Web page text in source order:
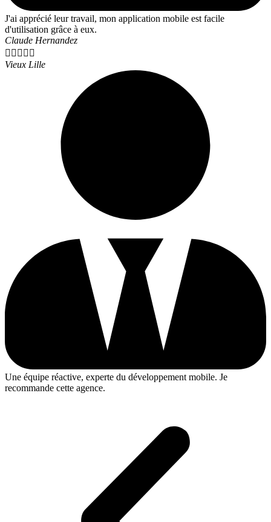
J'ai apprécié leur travail, mon application mobile est facile
d'utilisation grâce à eux.
Claude Hernandez
    
Vieux Lille
Une équipe réactive, experte du développement mobile. Je
recommande cette agence.